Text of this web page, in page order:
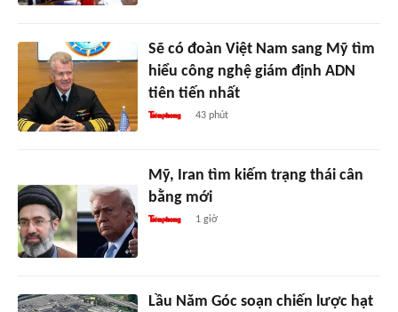
Sẽ có đoàn Việt Nam sang Mỹ tìm
hiểu công nghệ giám định ADN
tiên tiến nhất
43 phút
Mỹ, Iran tìm kiếm trạng thái cân
bằng mới
1 giờ
Lầu Năm Góc soạn chiến lược hạt